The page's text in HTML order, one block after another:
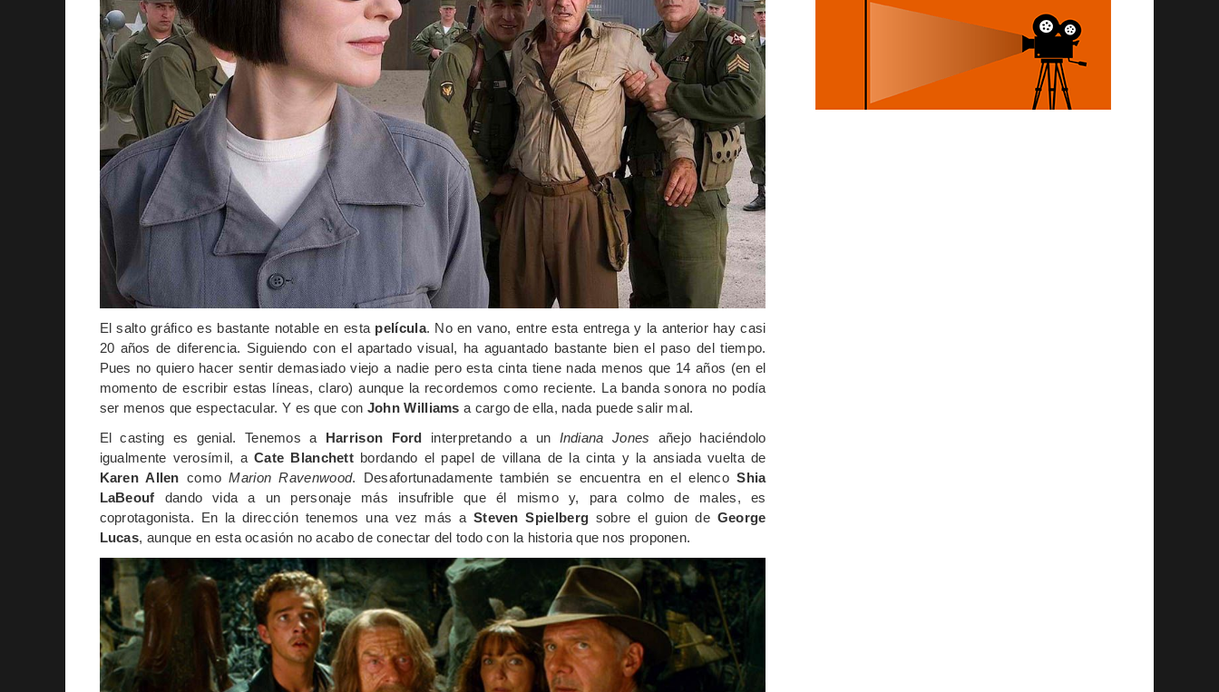
El salto gráfico es bastante notable en esta película. No en vano, entre esta entrega y la anterior hay casi
20 años de diferencia. Siguiendo con el apartado visual, ha aguantado bastante bien el paso del tiempo.
Pues no quiero hacer sentir demasiado viejo a nadie pero esta cinta tiene nada menos que 14 años (en el
momento de escribir estas líneas, claro) aunque la recordemos como reciente. La banda sonora no podía
ser menos que espectacular. Y es que con John Williams a cargo de ella, nada puede salir mal.
El casting es genial. Tenemos a Harrison Ford interpretando a un Indiana Jones añejo haciéndolo
igualmente verosímil, aCate Blanchett bordando el papel de villana de la cinta y la ansiada vuelta de
Karen Allen comoMarion Ravenwood. Desafortunadamente también se encuentra en el elencoShia
LaBeouf dando vida a un personaje más insufrible que él mismo y, para colmo de males, es
coprotagonista. En la dirección tenemos una vez más a Steven Spielberg sobre el guion de George
Lucas, aunque en esta ocasión no acabo de conectar del todo con la historia que nos proponen.